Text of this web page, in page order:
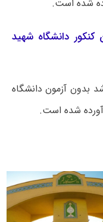
شده است.
دانشگاه شهید
بدون آزمون دانشگاه